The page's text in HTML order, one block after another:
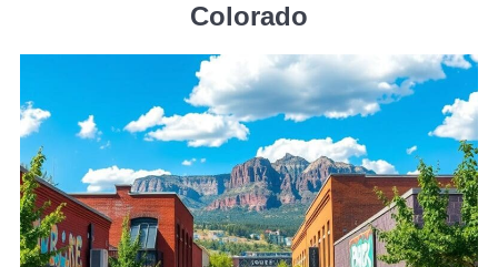
Colorado